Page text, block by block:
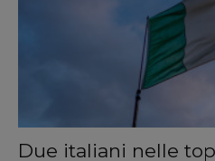
Due italiani nelle